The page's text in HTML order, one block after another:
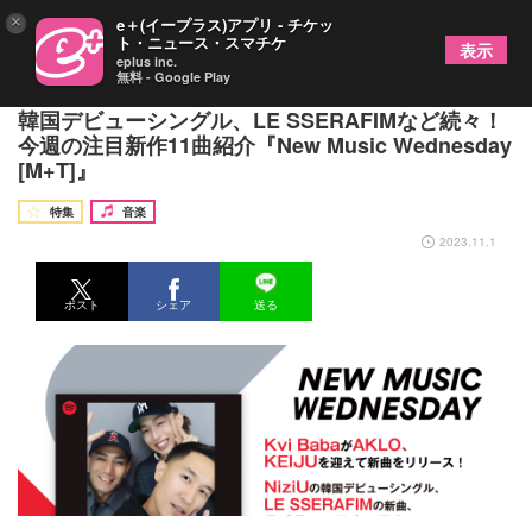
Kvi BabaがAKLO、KEIJUを迎えた新曲、NiziUの
韓国デビューシングル、LE SSERAFIMなど続々！
今週の注目新作11曲紹介『New Music Wednesday
[M+T]』
特集
音楽
2023.11.1
ポスト シェア 送る
× e＋(イープラス)アプリ - チケッ
ト・ニュース・スマチケ
eplus inc.
無料 - Google Play
表示